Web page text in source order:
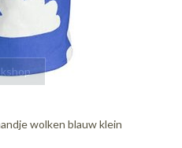
wolken blauw klein